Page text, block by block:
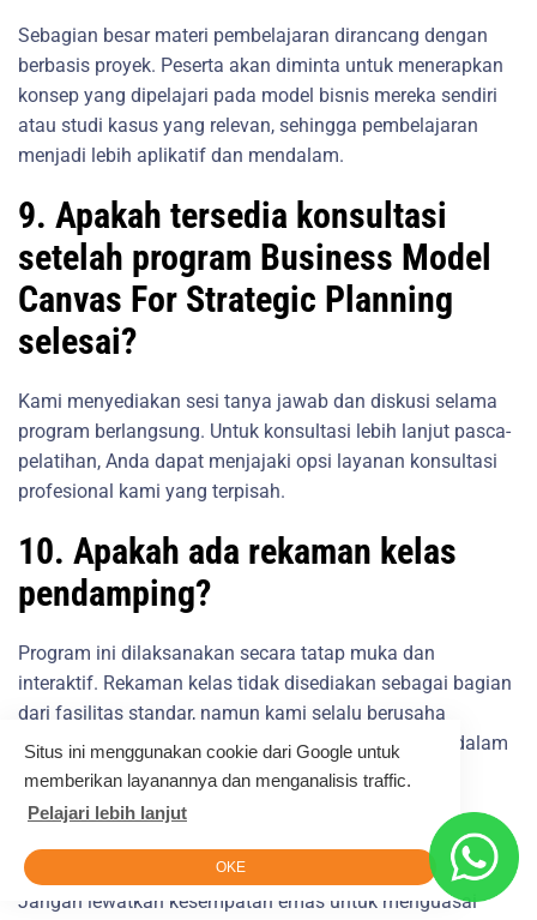
Situs ini menggunakan cookie dari Google untuk
memberikan layanannya dan menganalisis traffic.
Pelajari lebih lanjut
OKE
Sebagian besar materi pembelajaran dirancang dengan
berbasis proyek. Peserta akan diminta untuk menerapkan
konsep yang dipelajari pada model bisnis mereka sendiri
atau studi kasus yang relevan, sehingga pembelajaran
menjadi lebih aplikatif dan mendalam.
9. Apakah tersedia konsultasi
setelah program Business Model
Canvas For Strategic Planning
selesai?
Kami menyediakan sesi tanya jawab dan diskusi selama
program berlangsung. Untuk konsultasi lebih lanjut pasca-
pelatihan, Anda dapat menjajaki opsi layanan konsultasi
profesional kami yang terpisah.
10. Apakah ada rekaman kelas
pendamping?
Program ini dilaksanakan secara tatap muka dan
interaktif. Rekaman kelas tidak disediakan sebagai bagian
dari fasilitas standar, namun kami selalu berusaha
memberikan materi pendukung yang komprehensif dalam
bentuk modul.
Informasi Pendaftaran
Jangan lewatkan kesempatan emas untuk menguasai